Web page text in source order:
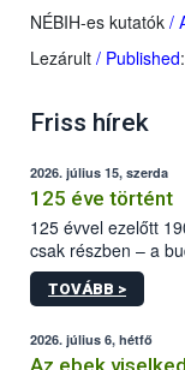
NÉBIH-es kutatók /
Lezárult / Published
Friss hírek
2026. július 15, szerda
125 éve történt
125 évvel ezelőtt
csak részben – a
állomás a Kis
tervezett új
TOVÁBB >
2026. július 6, hétfő
Az ebek